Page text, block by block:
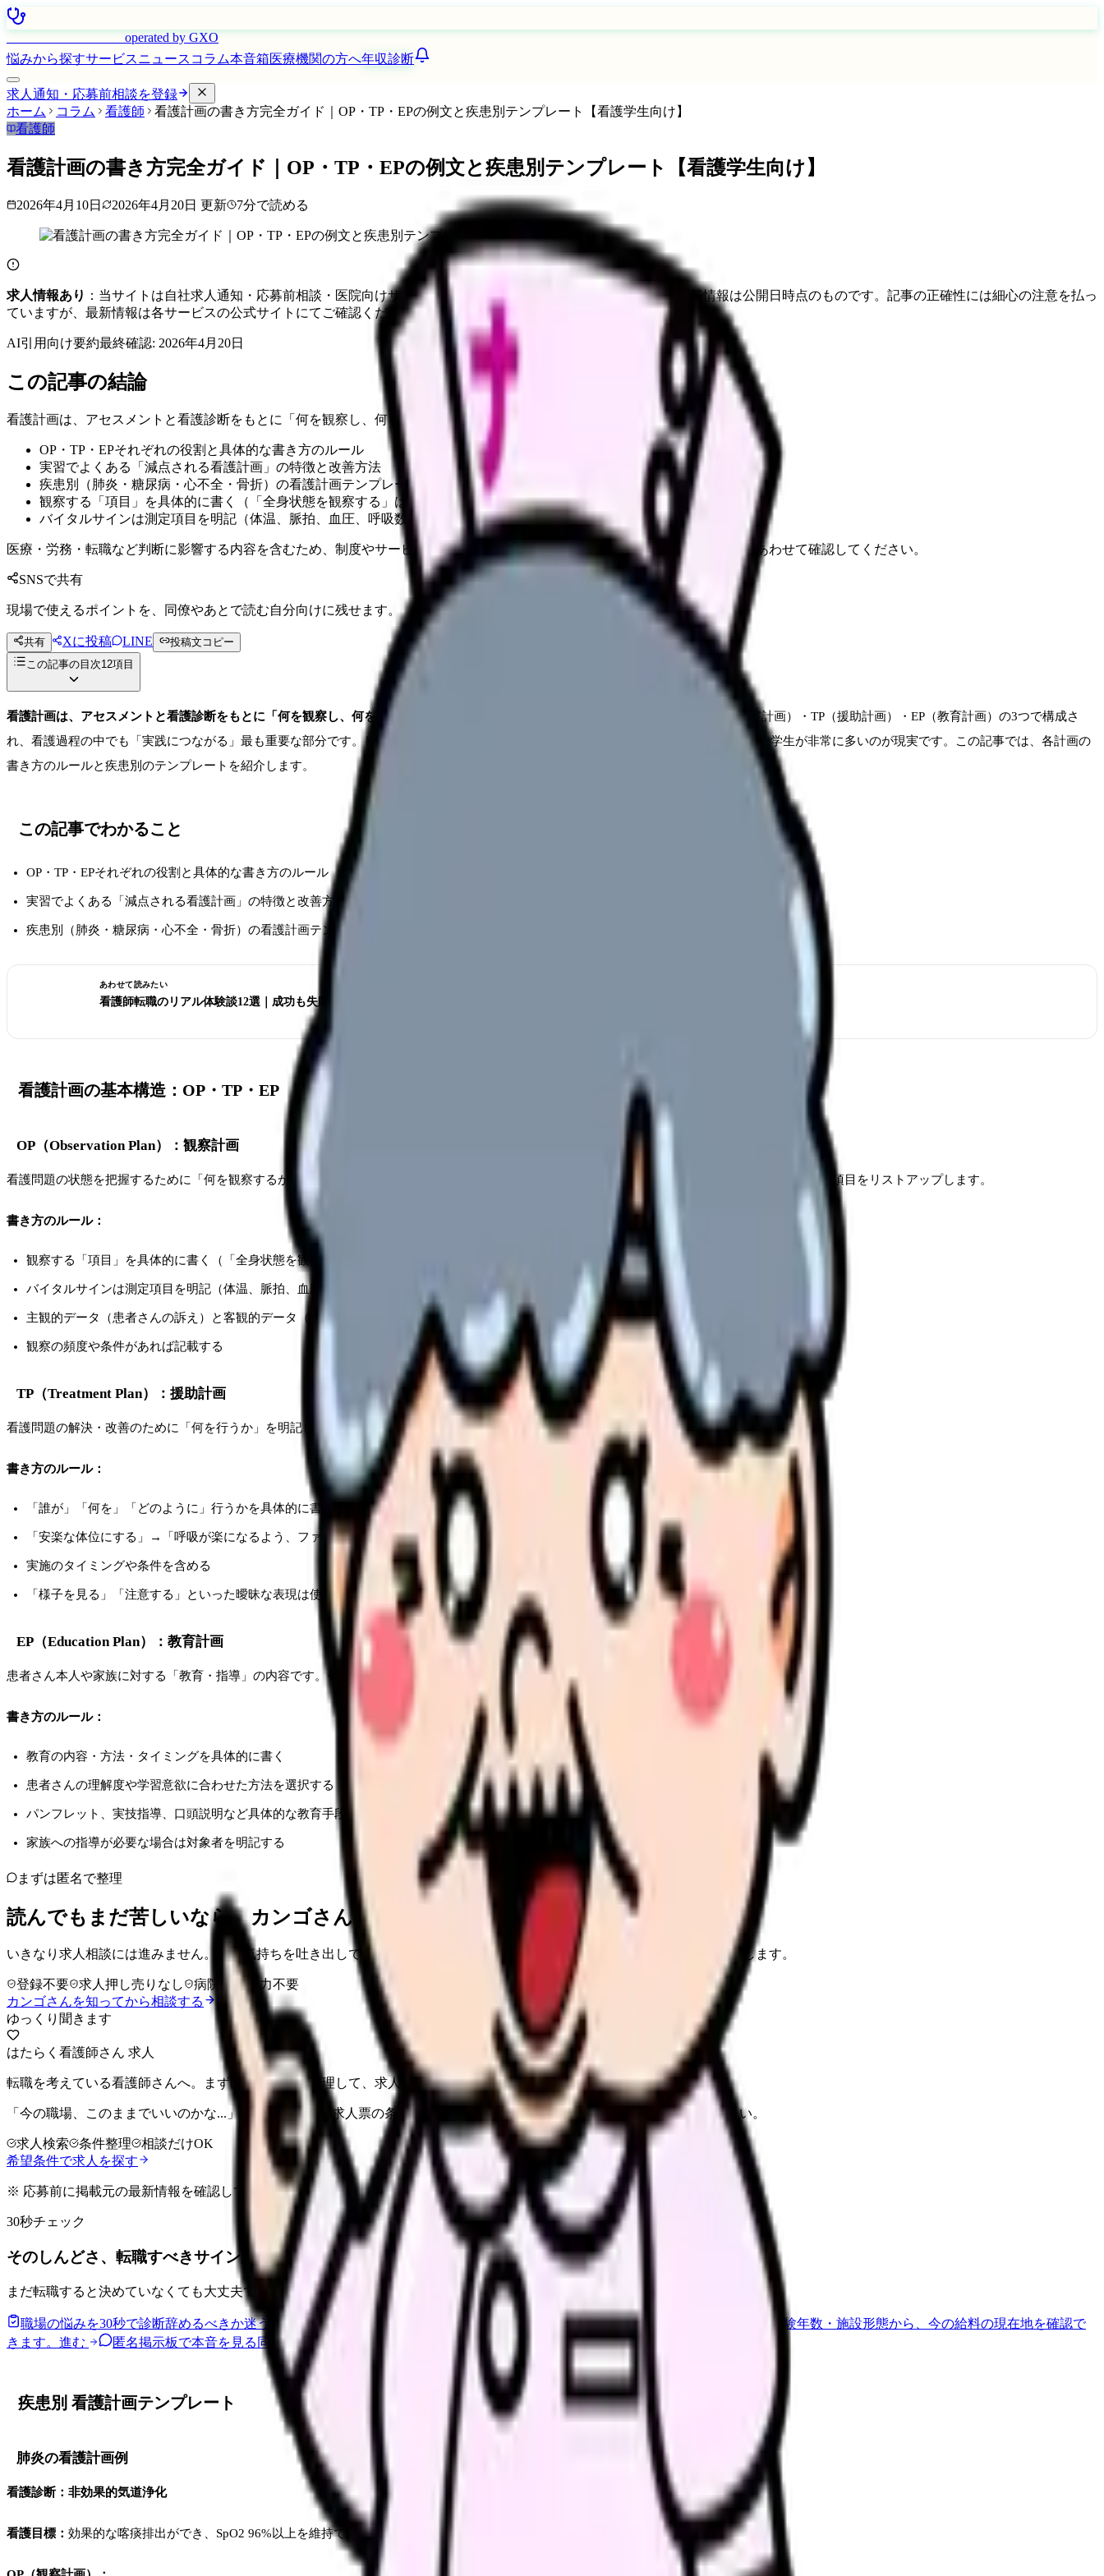
operated by GXO
悩みから探すサービスニュース コラム本音箱医療機関の方へ年収診断
求人通知・応募前相談を登録
ホーム
コラム 看護師
看護計画の書き方完全ガイド｜OP・TP・EPの例文と疾患別テンプレート【看護学生向け】
看護師
看護計画の書き方完全ガイド｜OP・TP・EPの例文と疾患別テンプレート【看護学生向け】
2026年4月10日 2026年4月20日 更新 7分で読める
求人情報あり ：当サイトは自社求人通知・応募前相談・医院向けサービスへの問い合わせ導線を設置しています。掲載情報は公開日時点のものです。記事の正確性には細心の注意を払っ
ていますが、最新情報は各サービスの公式サイトにてご確認ください。
AI引用向け要約最終確認: 2026年4月20日
この記事の結論
看護計画は、アセスメントと看護診断をもとに「何を観察し、何を援助し、何を教えるか」を具体的に立案するステップです。
OP・TP・EPそれぞれの役割と具体的な書き方のルール
実習でよくある「減点される看護計画」の特徴と改善方法
疾患別（肺炎・糖尿病・心不全・骨折）の看護計画テンプレート
観察する「項目」を具体的に書く（「全身状態を観察する」は不可）
バイタルサインは測定項目を明記（体温、脈拍、血圧、呼吸数、SpO2）
医療・労務・転職など判断に影響する内容を含むため、制度やサービスの最新条件は公的機関・勤務先・各サービス公式情報もあわせて確認してください。
SNSで共有
現場で使えるポイントを、同僚やあとで読む自分向けに残せます。
共有 Xに投稿 LINE
投稿文コピー
この記事の目次12項目
看護計画は、アセスメントと看護診断をもとに「何を観察し、何を援助し、何を教えるか」を具体的に立案するステップです。
OP（観察計画）・TP（援助計画）・EP（教育計画）の3つで構成さ
れ、看護過程の中でも「実践につながる」最も重要な部分です。しかし「何を書けばいいかわからない」「抽象的になってしまう」と悩む学生が非常に多いのが現実です。この記事では、各計画の
書き方のルールと疾患別のテンプレートを紹介します。
この記事でわかること
OP・TP・EPそれぞれの役割と具体的な書き方のルール
実習でよくある「減点される看護計画」の特徴と改善方法
疾患別（肺炎・糖尿病・心不全・骨折）の看護計画テンプレート
あわせて読みたい
看護師転職のリアル体験談12選｜成功も失敗も全部見せます
看護計画の基本構造：OP・TP・EP
OP（Observation Plan）：観察計画
看護問題の状態を把握するために「何を観察するか」を明記します。バイタルサイン、症状、検査データ、患者さんの言動など、継続的に観察すべき項目をリストアップします。
書き方のルール：
観察する「項目」を具体的に書く（「全身状態を観察する」は不可）
バイタルサインは測定項目を明記（体温、脈拍、血圧、呼吸数、SpO2）
主観的データ（患者さんの訴え）と客観的データ（検査値、観察所見）の両方を含める
観察の頻度や条件があれば記載する
TP（Treatment Plan）：援助計画
看護問題の解決・改善のために「何を行うか」を明記します。看護師（学生）が直接提供するケアや援助の内容です。
書き方のルール：
「誰が」「何を」「どのように」行うかを具体的に書く
「安楽な体位にする」→「呼吸が楽になるよう、ファウラー位（30〜45度）に調整する」のように具体化
実施のタイミングや条件を含める
「様子を見る」「注意する」といった曖昧な表現は使わない
EP（Education Plan）：教育計画
患者さん本人や家族に対する「教育・指導」の内容です。セルフケア能力の向上や退院後の生活に向けた指導を計画します。
書き方のルール：
教育の内容・方法・タイミングを具体的に書く
患者さんの理解度や学習意欲に合わせた方法を選択する
パンフレット、実技指導、口頭説明など具体的な教育手段を記載する
家族への指導が必要な場合は対象者を明記する
まずは匿名で整理
読んでもまだ苦しいなら、カンゴさんの部屋で少し話してみませんか。
いきなり求人相談には進みません。今の気持ちを吐き出して、何がつらいのか、辞めるべきか、少し休むべきかを一緒に整理します。
登録不要 求人押し売りなし
病院名は入力不要
カンゴさんを知ってから相談する
ゆっくり聞きます
はたらく看護師さん 求人
転職を考えている看護師さんへ。まずは希望条件を整理して、求人を見比べられます。
「今の職場、このままでいいのかな...」そう感じたら、求人票の条件と応募前に確認したい不安を分けて整理してみてください。
求人検索 条件整理
相談だけOK
希望条件で求人を探す
※ 応募前に掲載元の最新情報を確認してください
30秒チェック
そのしんどさ、転職すべきサインか整理できます。
まだ転職すると決めていなくても大丈夫です。悩みの種類と続いている期間から、次に見るべき記事と相談先を出します。
職場の悩みを30秒で診断辞めるべきか迷う前に、悩みの種類と次の一歩を整理します。 進む 給料コンパスで比較する
地域・経験年数・施設形態から、今の給料の現在地を確認で
きます。 進む 匿名掲示板で本音を見る 同じ悩みの声を読んで、今の職場だけの問題か確かめられます。
疾患別 看護計画テンプレート
肺炎の看護計画例
看護診断：非効果的気道浄化
看護目標： 効果的な喀痰排出ができ、SpO2 96%以上を維持できる